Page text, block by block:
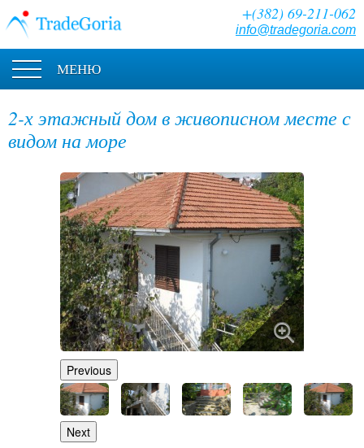
+(382) 69-211-062
info@tradegoria.com
МЕНЮ
2-х этажный дом в живописном месте с
видом на море
Previous
Next